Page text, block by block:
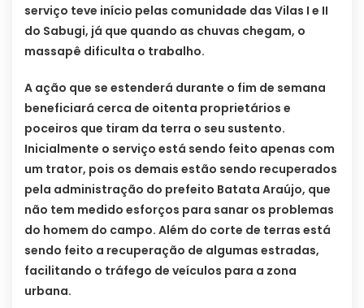
serviço teve início pelas comunidade das Vilas I e II
do Sabugi, já que quando as chuvas chegam, o
massapê dificulta o trabalho.
A ação que se estenderá durante o fim de semana
beneficiará cerca de oitenta proprietários e
poceiros que tiram da terra o seu sustento.
Inicialmente o serviço está sendo feito apenas com
um trator, pois os demais estão sendo recuperados
pela administração do prefeito Batata Araújo, que
não tem medido esforços para sanar os problemas
do homem do campo. Além do corte de terras está
sendo feito a recuperação de algumas estradas,
facilitando o tráfego de veículos para a zona
urbana.